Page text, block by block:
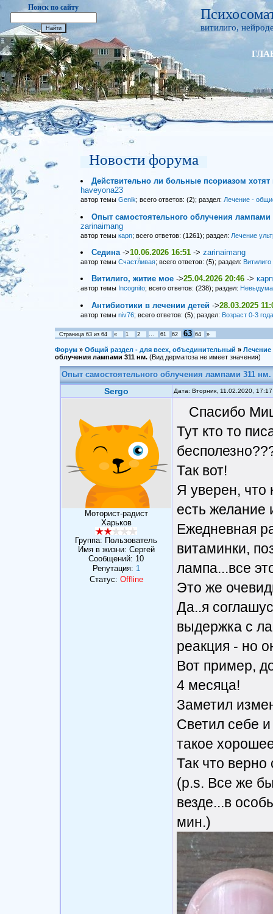
Поиск по сайту
витилиго,
Новости форума
Действительно ли больные псориазом
haveyona23
автор темы Genik; всего ответов: (2); раздел: Лечение -
Опыт самостоятельного облучения лампами
zarinaimang
автор темы карп; всего ответов: (1261); раздел: Лечение
Седина->10.06.2026 16:51-> zarinaimang
автор темы Счастливая; всего ответов: (5); раздел: Витилиго
Витилиго, житие мое->25.04.2026 20:46-> карп
автор темы Incognito; всего ответов: (238); раздел:
Антибиотики в лечении детей ->28.03.2025
автор темы niv76; всего ответов: (5); раздел: Возраст 0-3 года
Страница 63из 64 « 1 2 … 61 62 63 64 »
Форум » Общий раздел - для всех, объединительный » Лечение
облучения лампами 311 нм. (Вид дерматоза не имеет значения)
Опыт самостоятельного облучения лампами 311 нм.
Sergo Дата: Вторник, 11.02.2020,
Моторист-радист
Харьков
Группа: Пользователь
Имя в жизни: Сергей
Сообщений: 10
Репутация: 1
Статус: Offline
Спасибо
Тут кто то
Так вот!
Я уверен, что
есть желание
Ежедневная
витаминки,
лампа...все
Это же
Да..я
выдержка с
реакция - но
Вот пример,
4 месяца!
Заметил
Светил себе и
такое
Так что верно
(p.s. Все же
везде...в
мин.)